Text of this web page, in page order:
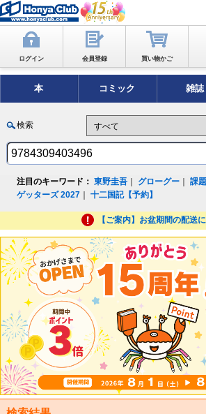
ログイン 会員登録 買い物かご
本 コミック 雑誌
検索
注目のキーワード： 東野圭吾 グローグー ｜課
ゲッターズ 2027 ｜十二国記【予約】
【ご案内】お盆期間の配送